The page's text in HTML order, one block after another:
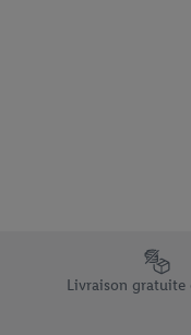
Élément du pied de
Livraison gratuite